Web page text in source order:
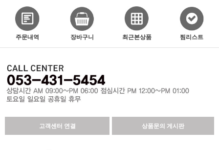
주문내역 장바구니 최근본상품 찜리스트
고객센터 연결 상품문의 게시판